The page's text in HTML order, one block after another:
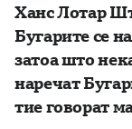
Ханс Лотар
Бугарите се
затоа што
наречат
тие говорат